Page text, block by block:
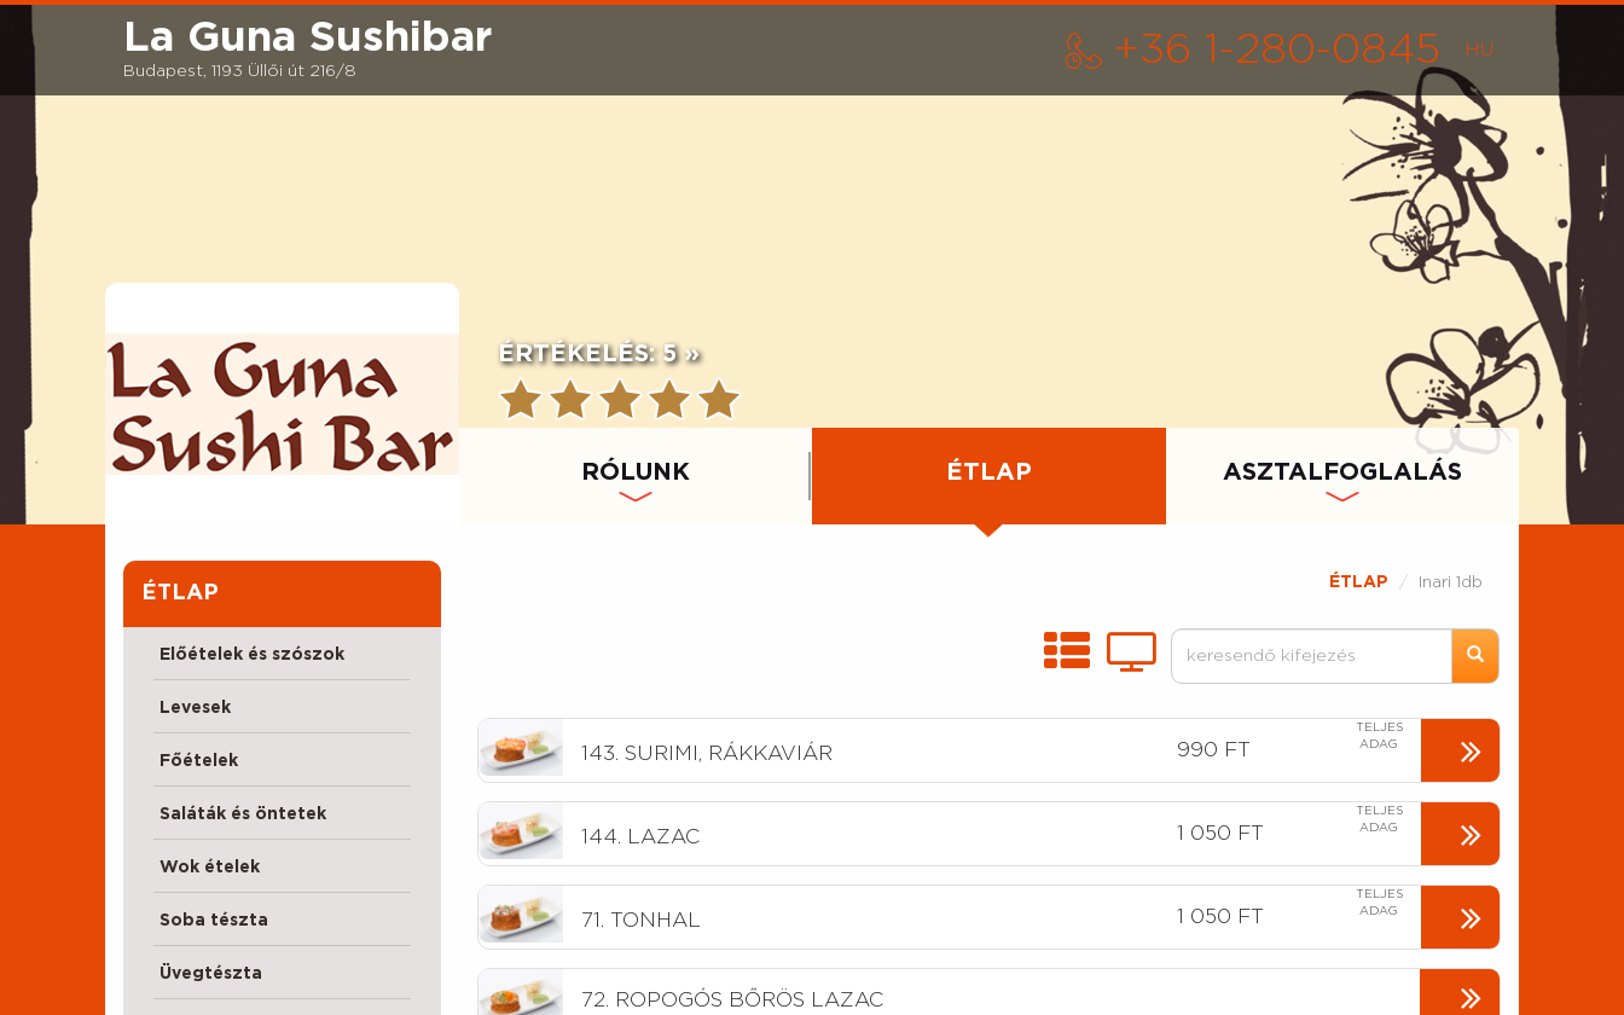
La Guna Sushibar
Budapest, 1193 Üllői út 216/8
+36 1-280-0845
ÉRTÉKELÉS: 5 »
RÓLUNK ÉTLAP ASZTALFOGLALÁS
ÉTLAP
Előételek és szószok
Levesek
Főételek
Saláták és öntetek
Wok ételek
Soba tészta
Üvegtészta
ÉTLAP Inari 1db
143. SURIMI, RÁKKAVIÁR 990 FT
TELJES
ADAG
144. LAZAC 1 050 FT
TELJES
ADAG
71. TONHAL 1 050 FT
TELJES
ADAG
72. ROPOGÓS BŐRÖS LAZAC